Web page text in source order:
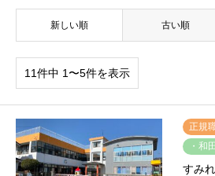
新しい順 古い順
11件中 1〜5件を表示
正規
・和
すみ